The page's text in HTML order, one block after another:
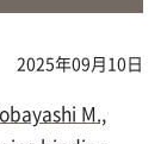
2025年09月10日
M.,